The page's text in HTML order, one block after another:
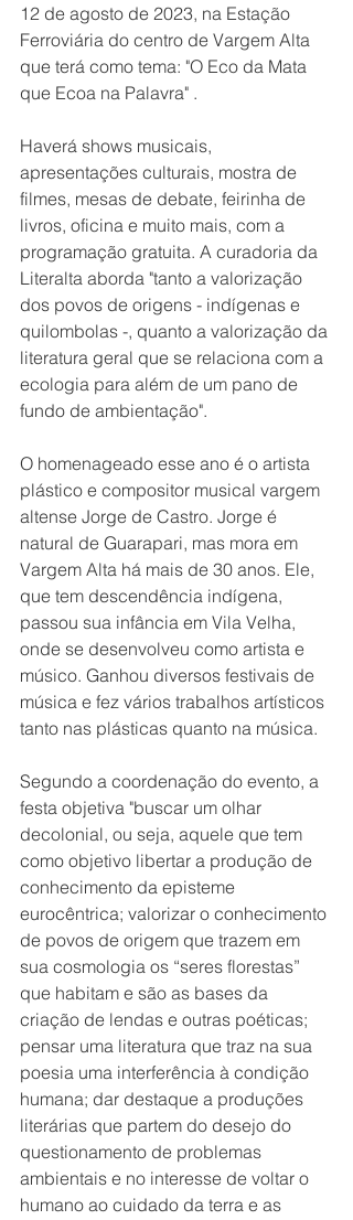
12 de agosto de 2023, na Estação
Ferroviária do centro de Vargem Alta
que terá como tema: "O Eco da Mata
que Ecoa na Palavra" .
Haverá shows musicais,
apresentações culturais, mostra de
filmes, mesas de debate, feirinha de
livros, oficina e muito mais, com a
programação gratuita. A curadoria da
Literalta aborda "tanto a valorização
dos povos de origens - indígenas e
quilombolas -, quanto a valorização da
literatura geral que se relaciona com a
ecologia para além de um pano de
fundo de ambientação".
O homenageado esse ano é o artista
plástico e compositor musical vargem
altense Jorge de Castro. Jorge é
natural de Guarapari, mas mora em
Vargem Alta há mais de 30 anos. Ele,
que tem descendência indígena,
passou sua infância em Vila Velha,
onde se desenvolveu como artista e
músico. Ganhou diversos festivais de
música e fez vários trabalhos artísticos
tanto nas plásticas quanto na música.
Segundo a coordenação do evento, a
festa objetiva "buscar um olhar
decolonial, ou seja, aquele que tem
como objetivo libertar a produção de
conhecimento da episteme
eurocêntrica; valorizar o conhecimento
de povos de origem que trazem em
sua cosmologia os “seres florestas”
que habitam e são as bases da
criação de lendas e outras poéticas;
pensar uma literatura que traz na sua
poesia uma interferência à condição
humana; dar destaque a produções
literárias que partem do desejo do
questionamento de problemas
ambientais e no interesse de voltar o
humano ao cuidado da terra e as